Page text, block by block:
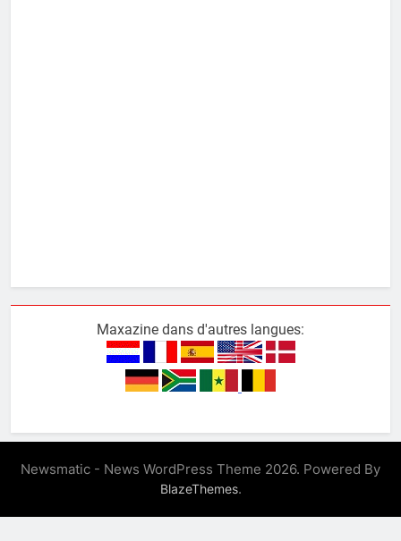
Maxazine dans d'autres langues:
Newsmatic - News WordPress Theme 2026. Powered By
BlazeThemes.